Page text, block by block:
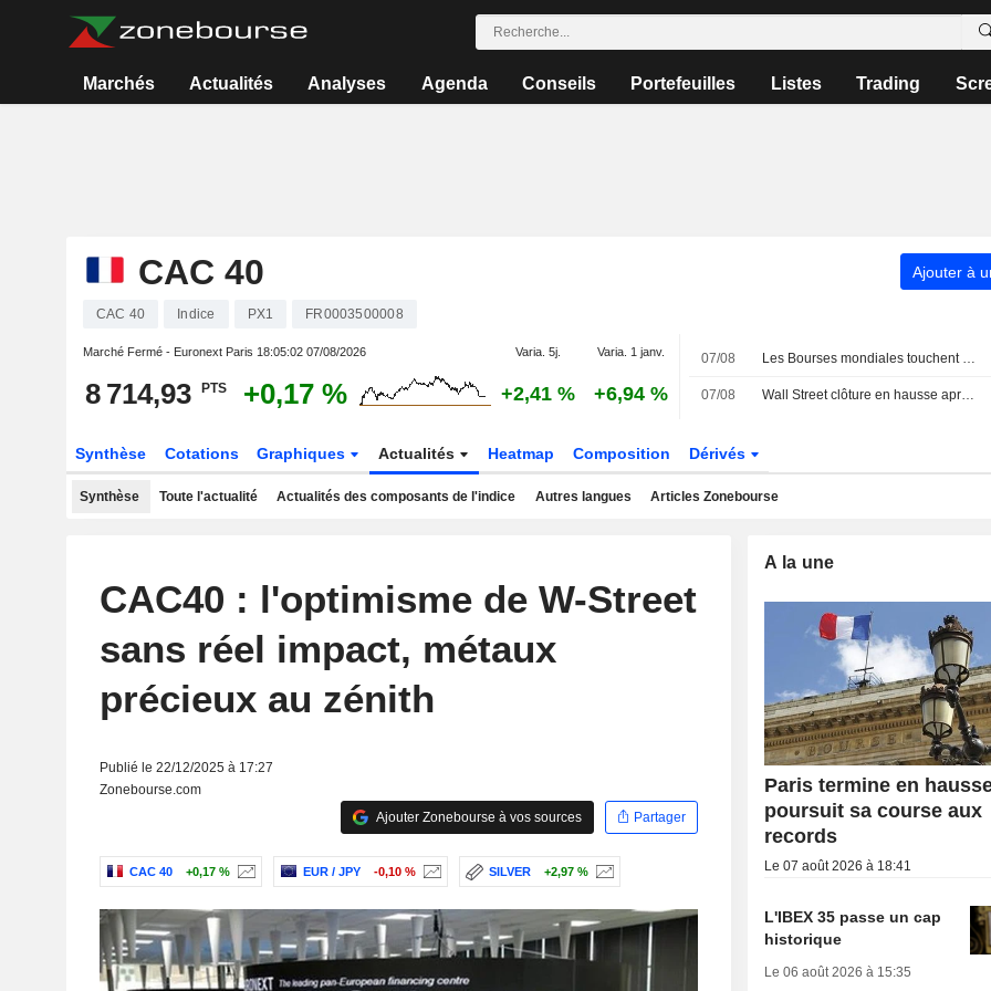
Marchés Actualités Analyses Agenda Conseils Portefeuilles Listes Trading
CAC 40 Ajouter à
CAC 40 Indice PX1 FR0003500008
Marché Fermé - Euronext Paris 18:05:02 07/08/2026 Varia. 5j. Varia. 1 janv.
8 714,93 PTS +0,17 % +2,41 % +6,94 %
07/08 Les Bourses mondiales touchent des sommets après l'emploi américain
07/08 Wall Street clôture en hausse après l'emploi américain
Synthèse Cotations Graphiques Actualités Heatmap Composition Dérivés
Synthèse Toute l'actualité Actualités des composants de l'indice Autres langues Articles Zonebourse
CAC40 : l'optimisme de W-Street
sans réel impact, métaux
précieux au zénith
Publié le 22/12/2025 à 17:27
Zonebourse.com
Ajouter Zonebourse à vos sources
Partager
CAC 40 +0,17 % EUR / JPY -0,10 % SILVER +2,97 %
A la une
Paris termine en
poursuit sa course aux
records
Le 07 août 2026 à 18:41
L'IBEX 35 passe un cap
historique
Le 06 août 2026 à 15:35